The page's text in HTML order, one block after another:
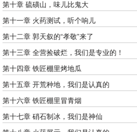
第十章 硫磺山，味儿比鬼大
第十一章 火药测试，听个响儿
第十二章 郭天叙的“孝敬”来了
第十三章 全营捡破烂，我们是专业的！
第十四章 铁匠棚里烤地瓜
第十五章 开荒种地，我们是认真的
第十六章 铁匠棚里冒青烟
第十七章 硝石制冰，我们是神仙